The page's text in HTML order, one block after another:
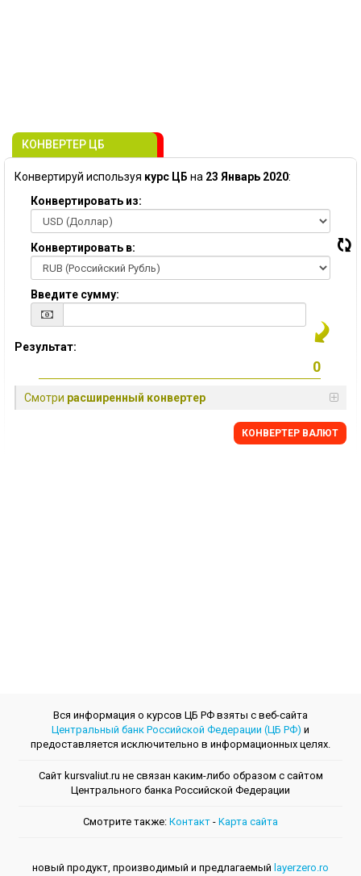
КОНВЕРТЕР ЦБ
Конвертируй используя курс ЦБ на 23 Январь 2020:
Конвертировать из:
Конвертировать в:
Введите сумму:
Результат:
Смотри расширенный конвертер
КОНВЕРТЕР ВАЛЮТ
Вся информация о курсов ЦБ РФ взяты с веб-сайта
Центральный банк Российской Федерации (ЦБ РФ) и
предоставляется исключительно в информационных целях.
Сайт kursvaliut.ru не связан каким-либо образом с сайтом
Центрального банкa Российской Федерации
Смотрите также: Контакт - Kарта сайта
новый продукт, производимый и предлагаемый layerzero.ro